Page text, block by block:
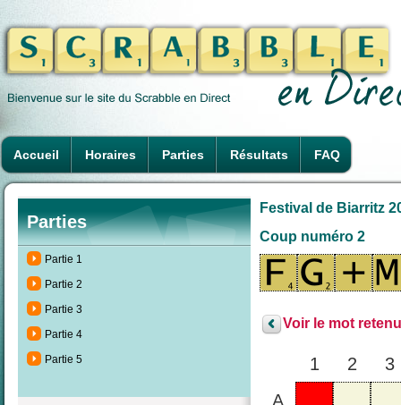
Accueil Horaires Parties Résultats FAQ
Parties
Partie 1
Partie 2
Partie 3
Partie 4
Partie 5
Festival de Biarritz
Coup numéro 2
Voir le mot
1 2
3
A